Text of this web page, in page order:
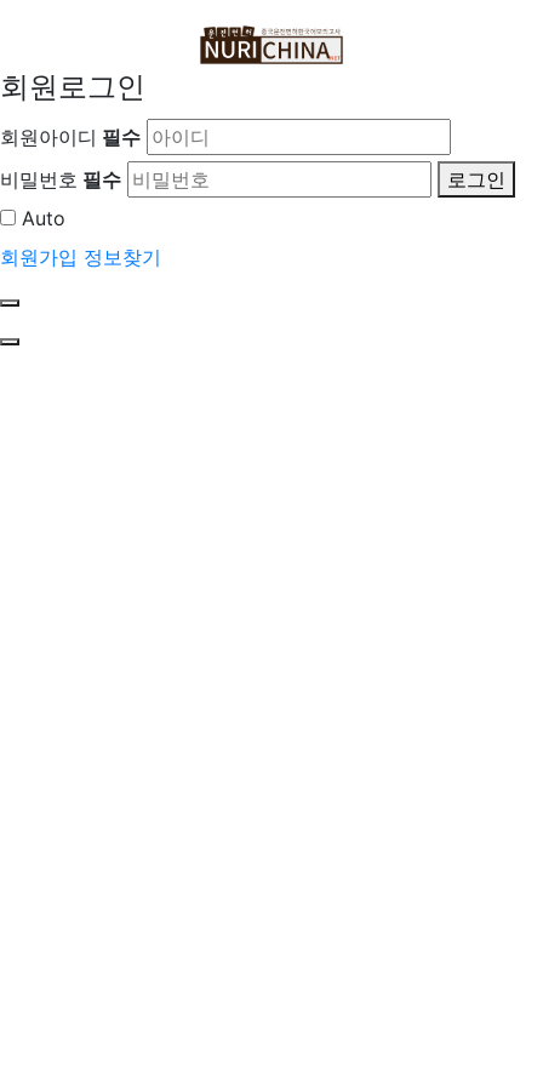
회원로그인
회원아이디 필수
비밀번호 필수
로그인
Auto
회원가입 정보찾기